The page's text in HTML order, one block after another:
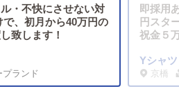
・不快にさせない対
で、初月から40万円の
致します！
プランド
即採用
円スタ
祝金５
Yシャ
京橋